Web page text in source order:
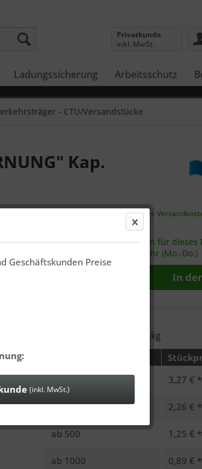
Privatkunde
inkl. MwSt.
Ladungssicherung Arbeitsschutz
- CTU/Versandstücke
Kap.
ausgewiesener
In 1-3 Tagen bei Ihnen*
Expressversandoptionen für dieses
Bestelleingang bis 11:30 Uhr (Mo.-Do.)
In
0.05 kg
3,27 € *
ab200 2,26 € *
ab 500 1,25 € *
ab 1000 0,89 € *
Geschäftskunden Preise
(inkl. MwSt.)